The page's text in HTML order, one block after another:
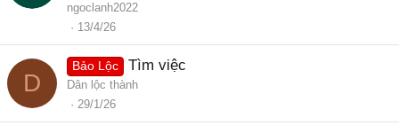
ngoclanh2022
13/4/26
D
Bảo Lộc Tìm việc
Dân lộc thành
29/1/26